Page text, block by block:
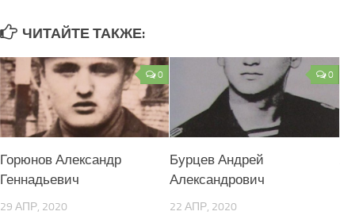
ЧИТАЙТЕ ТАКЖЕ:
0
Горюнов Александр
Геннадьевич
29 АПР, 2020
0
Бурцев Андрей
Александрович
22 АПР, 2020